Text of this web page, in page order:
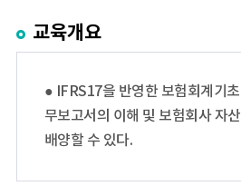
교육개요
● IFRS17을 반영한 보험회계기
무보고서의 이해 및 보험회사 자
배양할 수 있다.